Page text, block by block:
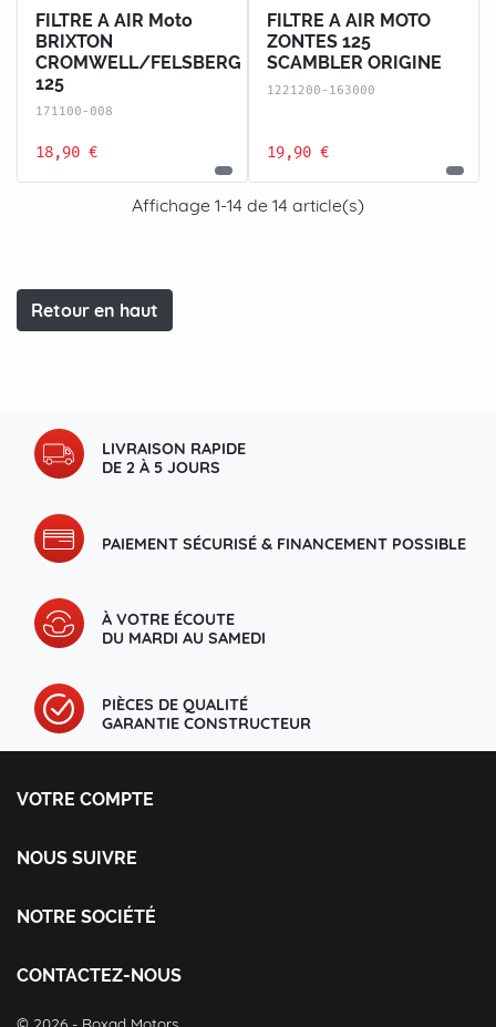
FILTRE A AIR Moto
BRIXTON
CROMWELL/FELSBERG
125
171100-008
18,90 €
FILTRE A AIR MOTO
ZONTES 125
SCAMBLER ORIGINE
1221200-163000
19,90 €
Affichage 1-14 de 14 article(s)
Retour en haut
LIVRAISON RAPIDE
DE 2 À 5 JOURS
PAIEMENT SÉCURISÉ & FINANCEMENT POSSIBLE
À VOTRE ÉCOUTE
DU MARDI AU SAMEDI
PIÈCES DE QUALITÉ
GARANTIE CONSTRUCTEUR
VOTRE COMPTE
Informations personnelles
Avoirs
Bons de réduction
NOUS SUIVRE
Instagram
NOTRE SOCIÉTÉ
Mentions légales
CONTACTEZ-NOUS
© 2026 - Roxad Motors